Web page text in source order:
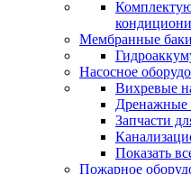
Мембранные
Насосное
Вихревые
Дренажные
Запчасти
Показать
Пожарное